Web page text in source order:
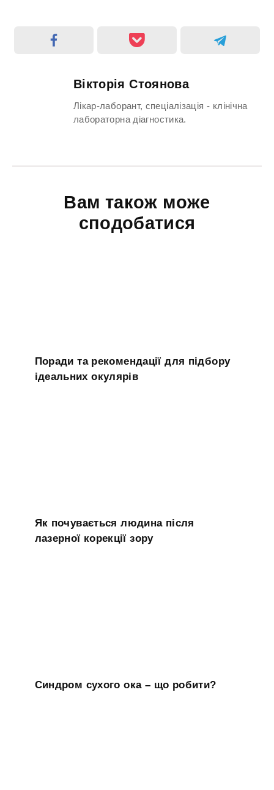
Вікторія Стоянова
Лікар-лаборант, спеціалізація - клінічна
лабораторна діагностика.
Вам також може
сподобатися
Поради та рекомендації для підбору
ідеальних окулярів
Як почувається людина після
лазерної корекції зору
Синдром сухого ока – що робити?